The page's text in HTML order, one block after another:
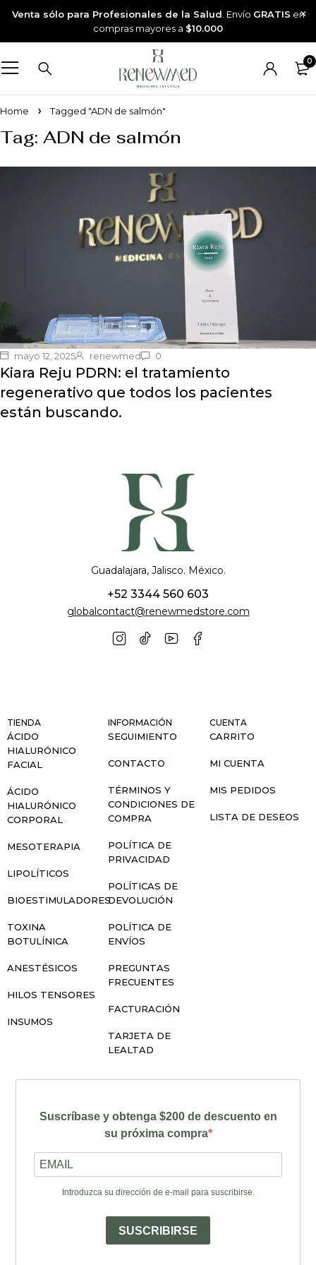
Venta sólo para Profesionales de la Salud . Envío GRATIS en
compras mayores a $10.000
0
Home Tagged "ADN de salmón"
Tag: ADN de salmón
mayo 12, 2025 renewmed 0
Kiara Reju PDRN: el tratamiento
regenerativo que todos los pacientes
están buscando.
Guadalajara, Jalisco. México.
+52 3344 560 603
globalcontact@renewmedstore.com
TIENDA
ÁCIDO
HIALURÓNICO
FACIAL
ÁCIDO
HIALURÓNICO
CORPORAL
MESOTERAPIA
LIPOLÍTICOS
BIOESTIMULADORES
TOXINA
BOTULÍNICA
ANESTÉSICOS
HILOS TENSORES
INSUMOS
INFORMACIÓN
SEGUIMIENTO
CONTACTO
TÉRMINOS Y
CONDICIONES DE
COMPRA
POLÍTICA DE
PRIVACIDAD
POLÍTICAS DE
DEVOLUCIÓN
POLÍTICA DE
ENVÍOS
PREGUNTAS
FRECUENTES
FACTURACIÓN
TARJETA DE
LEALTAD
CUENTA
CARRITO
MI CUENTA
MIS PEDIDOS
LISTA DE DESEOS
Suscríbase y obtenga $200 de descuento en
su próxima compra
Introduzca su dirección de e-mail para suscribirse.
SUSCRIBIRSE